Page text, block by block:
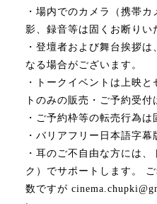
・場内でのカメラ（携帯
影、録音等は固くお断りい
・登壇者および舞台挨拶
なる場合がございます。
・トークイベントは上映
トのみの販売・ご予約受付
・ご予約枠等の転売行為は
・バリアフリー日本語字幕
・耳のご不自由な方には
ク）でサポートします。
数ですが